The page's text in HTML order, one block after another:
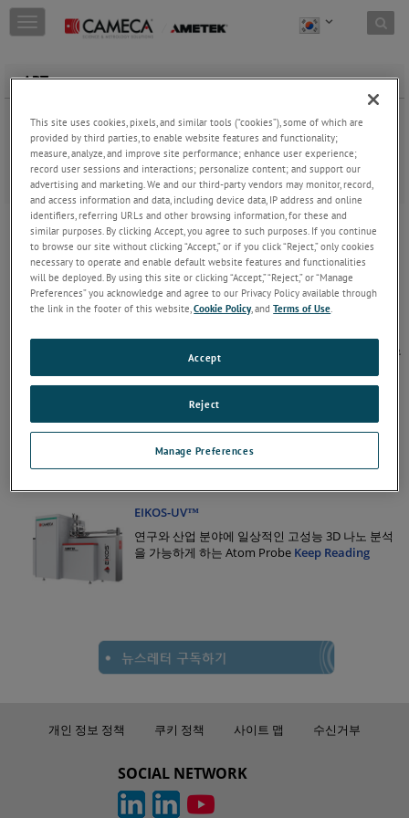
Skip to content
T
o
g
n
a
v
g
a
t
o
n
APT
원자단층현미경(APT, Atom Probe Tomography)은 원자 수준(깊이
분해능은 약 0.1-0.3nm, 측면 분해능은 약 0.3-0.5nm)에서 3D 이미
징과 화학 조성 분석에 대한 광범위한 기능을 제공하는 유일한 재
료 분석 방법입니다. 초기에 개발된 이후 APT는 재료 과학의 주요
한 발전에 기여해왔습니다.
APT 소개
APT 시료 준비, 데이터 수집, 시각화 및 분석에 대한
기본 원리Keep Reading
Invizo® 6000
애플리케이션에 상관없이 가장 큰 Field of View, 최
고의 단일 시료 수율 , 많은 분석량, 가장 정확한 재구
성 성능의 3D Atom Probe
LEAP 6000 XR™
전압 및 심자외선(DUV) 레이저 펄스가 결합된 최초
의 3D Atom Probe인 LEAP 6000 XR™은 대량 고속
분석 작업을 위해 향상된 수율과 더 높은 감도를 제
EIKOS-UV™
연구와 산업 분야에 일상적인 고성능 3D 나노 분석
을 가능하게 하는 Atom Probe Keep Reading
개인 정보 정책 쿠키 정책 사이트 맵 수신거부
SOCIAL NETWORK
This site uses cookies, pixels, and similar tools (“cookies”), some of which are
provided by third parties, to enable website features and functionality;
measure, analyze, and improve site performance; enhance user experience;
record user sessions and interactions; personalize content; and support our
advertising and marketing. We and our third-party vendors may monitor, record,
and access information and data, including device data, IP address and online
identifiers, referring URLs and other browsing information, for these and
similar purposes. By clicking Accept, you agree to such purposes. If you continue
to browse our site without clicking “Accept,” or if you click “Reject,” only cookies
necessary to operate and enable default website features and functionalities
will be deployed. By using this site or clicking “Accept,” “Reject,” or “Manage
Preferences” you acknowledge and agree to our Privacy Policy available through
the link in the footer of this website,Cookie Policy, andTerms of Use.
Manage Preferences
Reject
Accept